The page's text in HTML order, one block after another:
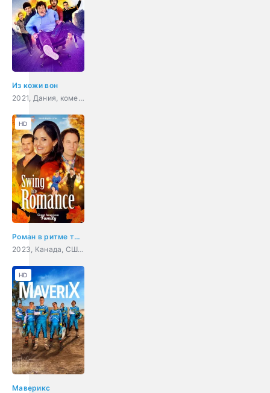
Из кожи вон
2021, Дания, комедия
Роман в ритме танца
2023, Канада, США, драма
HD
Маверикс
HD